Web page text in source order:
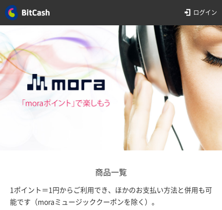
ログイン
商品一覧
1ポイント＝1円からご利用でき、ほかのお支払い方法と併用も可
能です（moraミュージッククーポンを除く）。